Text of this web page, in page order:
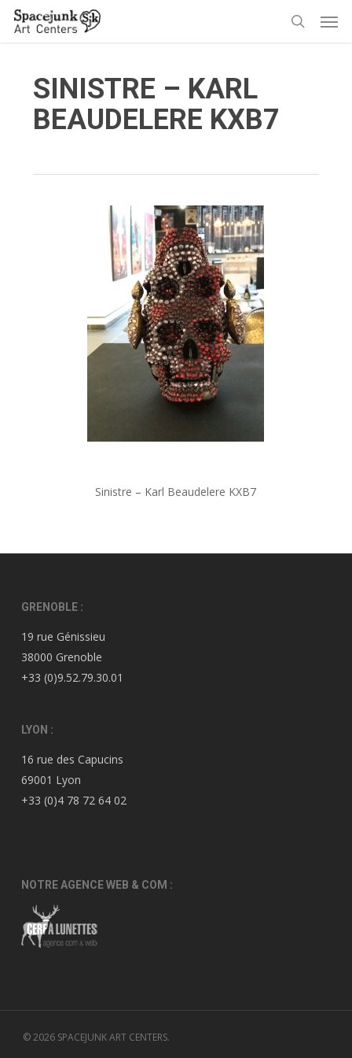
Skip
SINISTRE – KARL
BEAUDELERE KXB7
Sinistre – Karl Beaudelere KXB7
GRENOBLE :
19 rue Génissieu
38000 Grenoble
+33 (0)9.52.79.30.01
LYON :
16 rue des Capucins
69001 Lyon
+33 (0)4 78 72 64 02
NOTRE AGENCE WEB & COM :
© 2026 SPACEJUNK ART CENTERS.